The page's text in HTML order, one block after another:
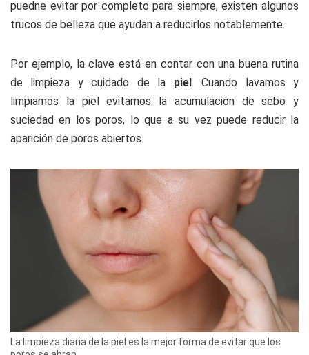
puedne evitar por completo para siempre, existen algunos
trucos de belleza que ayudan a reducirlos notablemente.
Por ejemplo, la clave está en contar con una buena rutina
de limpieza y cuidado de la piel. Cuando lavamos y
limpiamos la piel evitamos la acumulación de sebo y
suciedad en los poros, lo que a su vez puede reducir la
aparición de poros abiertos.
La limpieza diaria de la piel es la mejor forma de evitar que los